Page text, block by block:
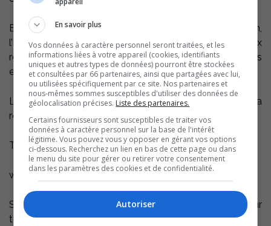
En se dotant d’un tel outil de promotion et d’information,
l’Office du tourisme est maintenant en mesure de mieux
répondre aux besoins des touristes de plus en plus
exigeants.
Le site a été réalisé par une nouvelle entreprise de la
région : Cazacommunications inc.
Toute l’équipe vous souhaite une bonne «navigation»!
www.tourismesoreltracyregion.qc.ca
Source: :: Diane Bouchard, directrice du secteur
touristique
En savoir plus
Vos données à caractère personnel seront traitées, et les
informations liées à votre appareil (cookies, identifiants
uniques et autres types de données) pourront être stockées
et consultées par 66 partenaires, ainsi que partagées avec lui,
ou utilisées spécifiquement par ce site. Nos partenaires et
nous-mêmes sommes susceptibles d'utiliser des données de
géolocalisation précises. Liste des partenaires.
Certains fournisseurs sont susceptibles de traiter vos
données à caractère personnel sur la base de l'intérêt
légitime. Vous pouvez vous y opposer en gérant vos options
ci-dessous. Recherchez un lien en bas de cette page ou dans
le menu du site pour gérer ou retirer votre consentement
dans les paramètres des cookies et de confidentialité.
Autoriser